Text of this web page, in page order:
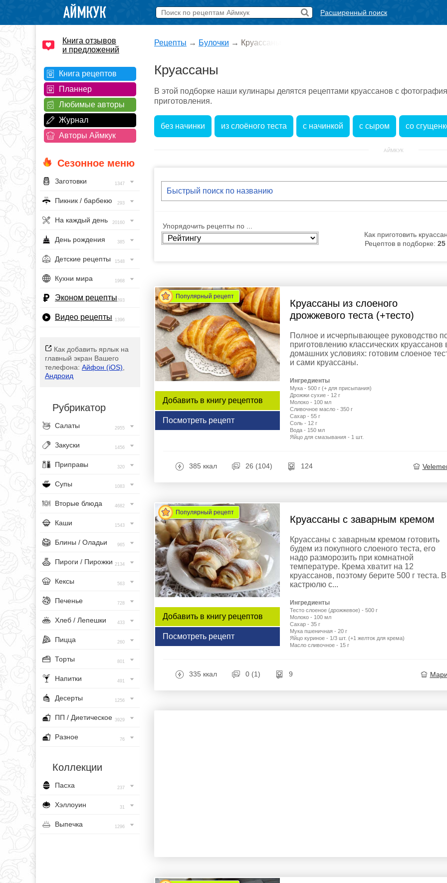
Расширенный поиск
Книга отзывов
и предложений
Книга рецептов
Планнер
Любимые авторы
Журнал
Авторы Аймкук
Сезонное меню
Заготовки 1347
Пикник / барбекю 293
На каждый день 20160
День рождения 385
Детские рецепты 1548
Кухни мира 1968
Эконом рецепты393
Видео рецепты 1396
Как добавить ярлык на
главный экран Вашего
телефона: Айфон (iOS)
Андроид
Рубрикатор
Салаты 2955
Закуски 1456
Приправы 320
Супы 1083
Вторые блюда 4682
Каши 1543
Блины / Оладьи 965
Пироги / Пирожки 2134
Кексы 563
Печенье 728
Хлеб / Лепешки 433
Пицца 260
Торты 801
Напитки 491
Десерты 1256
ПП / Диетическое 3929
Разное 76
Коллекции
Пасха 237
Хэллоуин 31
Выпечка 1296
Рецепты → Булочки → Круассаны
Круассаны
В этой подборке наши кулинары делятся рецептами круассанов с
приготовления.
без начинки из слоёного теста с начинкой с сыром со
АЙМКУК
Упорядочить рецепты по ...
Как приготовить
Рецептов в подборке: 25
Популярный рецепт
Добавить в книгу рецептов
Посмотреть рецепт
Круассаны из слоеного
дрожжевого теста (+тесто)
Полное и исчерпывающее руководство
приготовлению классических круассанов
домашних условиях: готовим слоеное
и сами круассаны.
Ингредиенты
Мука - 500 г (+ для присыпания)
Дрожжи сухие - 12 г
Молоко - 100 мл
Сливочное масло - 350 г
Сахар - 55 г
Соль - 12 г
Вода - 150 мл
Яйцо для смазывания - 1 шт.
385 ккал 26 (104) 124
Популярный рецепт
Добавить в книгу рецептов
Посмотреть рецепт
Круассаны с заварным кремом
Круассаны с заварным кремом готовить
будем из покупного слоеного теста, его
надо разморозить при комнатной
температуре. Крема хватит на 12
круассанов, поэтому берите 500 г теста. В
кастрюлю с...
Ингредиенты
Тесто слоеное (дрожжевое) - 500 г
Молоко - 100 мл
Сахар - 35 г
Мука пшеничная - 20 г
Яйцо куриное - 1/3 шт. (+1 желток для крема)
Масло сливочное - 15 г
335 ккал 0 (1) 9